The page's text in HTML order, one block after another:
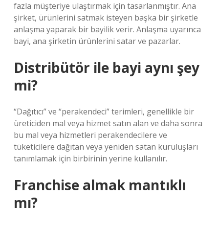
fazla müşteriye ulaştırmak için tasarlanmıştır. Ana
şirket, ürünlerini satmak isteyen başka bir şirketle
anlaşma yaparak bir bayilik verir. Anlaşma uyarınca
bayi, ana şirketin ürünlerini satar ve pazarlar.
Distribütör ile bayi aynı şey
mi?
“Dağıtıcı” ve “perakendeci” terimleri, genellikle bir
üreticiden mal veya hizmet satın alan ve daha sonra
bu mal veya hizmetleri perakendecilere ve
tüketicilere dağıtan veya yeniden satan kuruluşları
tanımlamak için birbirinin yerine kullanılır.
Franchise almak mantıklı
mı?